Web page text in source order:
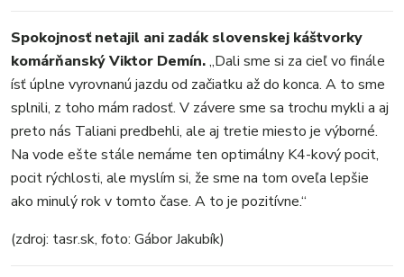
Spokojnosť netajil ani zadák slovenskej káštvorky
komárňanský Viktor Demín.„Dali sme si za cieľ vo finále
ísť úplne vyrovnanú jazdu od začiatku až do konca. A to sme
splnili, z toho mám radosť. V závere sme sa trochu mykli a aj
preto nás Taliani predbehli, ale aj tretie miesto je výborné.
Na vode ešte stále nemáme ten optimálny K4-kový pocit,
pocit rýchlosti, ale myslím si, že sme na tom oveľa lepšie
ako minulý rok v tomto čase. A to je pozitívne.“
(zdroj: tasr.sk, foto: Gábor Jakubík)